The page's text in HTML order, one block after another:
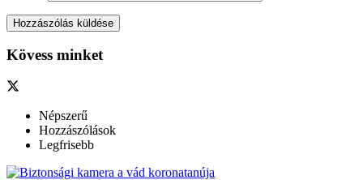
Kövess minket
Népszerű
Hozzászólások
Legfrisebb